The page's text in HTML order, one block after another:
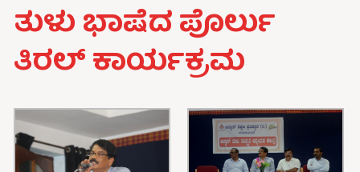
ತುಳು ಭಾಷೆದ ಪೊರ್ಲು
ತಿರಲ್ ಕಾರ್ಯಕ್ರಮ